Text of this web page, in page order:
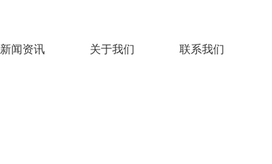
新闻资讯 关于我们 联系我们